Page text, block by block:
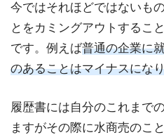
今ではそれほどではないも
とをカミングアウトするこ
です。例えば普通の企業に
のあることはマイナスにな
履歴書には自分のこれまで
ますがその際に水商売のこ